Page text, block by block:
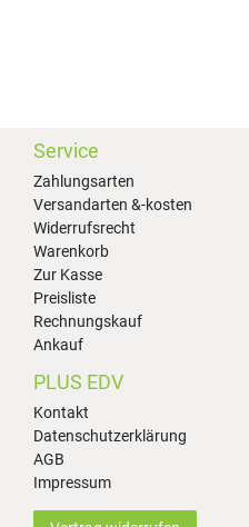
Service
Zahlungsarten
Versandarten &-kosten
Widerrufsrecht
Warenkorb
Zur Kasse
Preisliste
Rechnungskauf
Ankauf
PLUS EDV
Kontakt
Datenschutzerklärung
AGB
Impressum